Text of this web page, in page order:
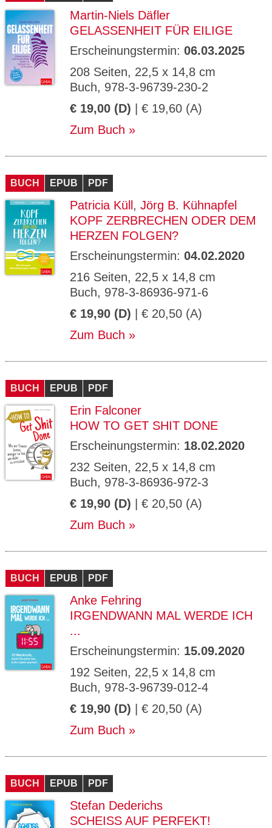
Martin-Niels Däfler
GELASSENHEIT FÜR EILIGE
Erscheinungstermin: 06.03.2025
208 Seiten, 22,5 x 14,8 cm
Buch, 978-3-96739-230-2
€ 19,00 (D) | € 19,60 (A)
Zum Buch
BUCH EPUB PDF
Patricia Küll , Jörg B. Kühnapfel
KOPF ZERBRECHEN ODER DEM
HERZEN FOLGEN?
Erscheinungstermin: 04.02.2020
216 Seiten, 22,5 x 14,8 cm
Buch, 978-3-86936-971-6
€ 19,90 (D) | € 20,50 (A)
Zum Buch
BUCH EPUB PDF
Erin Falconer
HOW TO GET SHIT DONE
Erscheinungstermin: 18.02.2020
232 Seiten, 22,5 x 14,8 cm
Buch, 978-3-86936-972-3
€ 19,90 (D) | € 20,50 (A)
Zum Buch
BUCH EPUB PDF
Anke Fehring
IRGENDWANN MAL WERDE ICH
...
Erscheinungstermin: 15.09.2020
192 Seiten, 22,5 x 14,8 cm
Buch, 978-3-96739-012-4
€ 19,90 (D) | € 20,50 (A)
Zum Buch
BUCH EPUB PDF
Stefan Dederichs
SCHEISS AUF PERFEKT!